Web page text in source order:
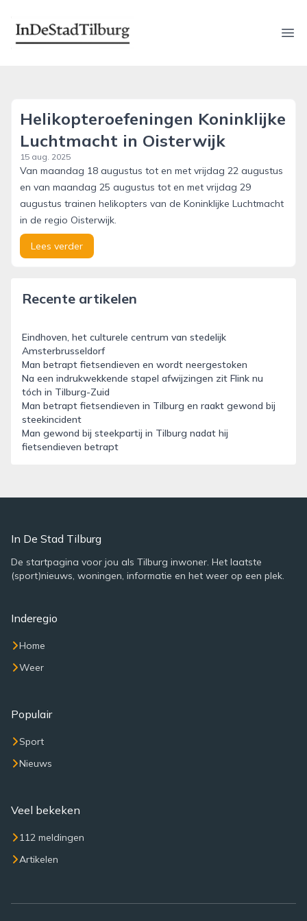
indestadtilburg.nl
Helikopteroefeningen Koninklijke
Luchtmacht in Oisterwijk
15 aug. 2025
Van maandag 18 augustus tot en met vrijdag 22 augustus
en van maandag 25 augustus tot en met vrijdag 29
augustus trainen helikopters van de Koninklijke Luchtmacht
in de regio Oisterwijk.
Lees verder
Recente artikelen
Eindhoven, het culturele centrum van stedelijk
Amsterbrusseldorf
Man betrapt fietsendieven en wordt neergestoken
Na een indrukwekkende stapel afwijzingen zit Flink nu
tóch in Tilburg-Zuid
Man betrapt fietsendieven in Tilburg en raakt gewond bij
steekincident
Man gewond bij steekpartij in Tilburg nadat hij
fietsendieven betrapt
In De Stad Tilburg
De startpagina voor jou als Tilburg inwoner. Het laatste
(sport)nieuws, woningen, informatie en het weer op een plek.
Inderegio
Home
Weer
Populair
Sport
Nieuws
Veel bekeken
112 meldingen
Artikelen